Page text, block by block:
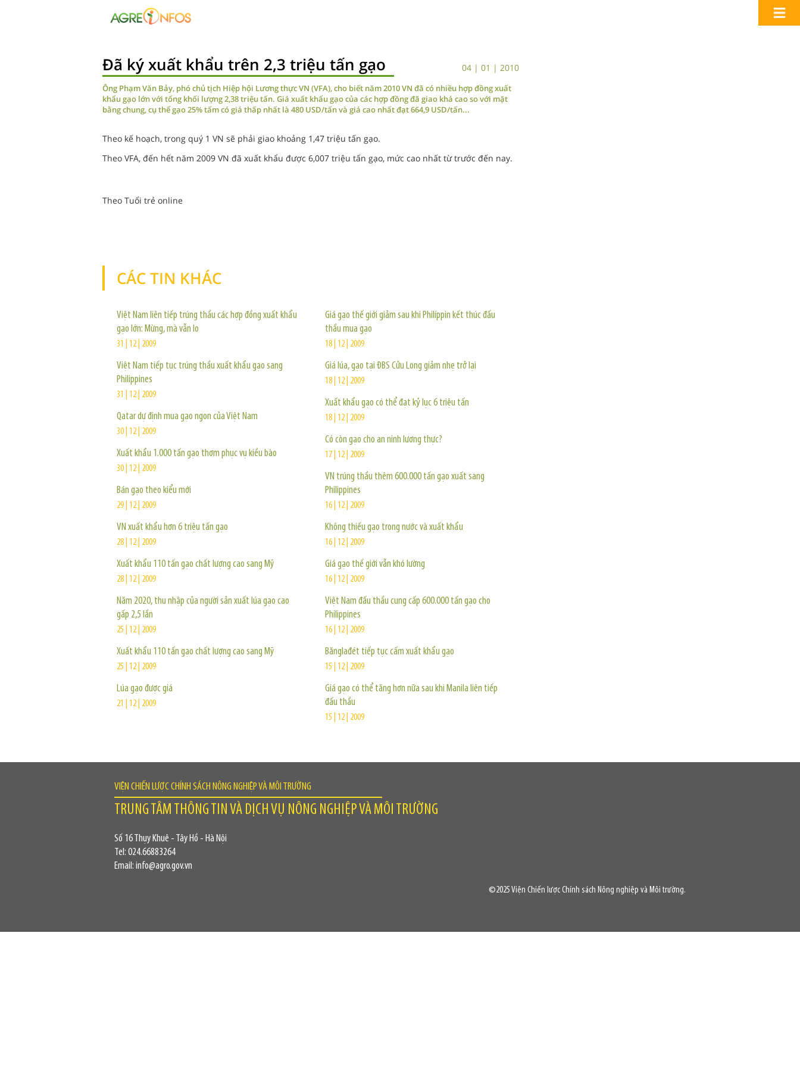
Đã ký xuất khẩu trên 2,3 triệu tấn gạo 04 | 01 | 2010
Ông Phạm Văn Bảy, phó chủ tịch Hiệp hội Lương thực VN (VFA), cho biết năm 2010 VN đã có nhiều hợp đồng xuất
khẩu gạo lớn với tổng khối lượng 2,38 triệu tấn. Giá xuất khẩu gạo của các hợp đồng đã giao khá cao so với mặt
bằng chung, cụ thể gạo 25% tấm có giá thấp nhất là 480 USD/tấn và giá cao nhất đạt 664,9 USD/tấn...
Theo kế hoạch, trong quý 1 VN sẽ phải giao khoảng 1,47 triệu tấn gạo.
Theo VFA, đến hết năm 2009 VN đã xuất khẩu được 6,007 triệu tấn gạo, mức cao nhất từ trước đến nay.
Theo Tuổi trẻ online
CÁC TIN KHÁC
Việt Nam liên tiếp trúng thầu các hợp đồng xuất khẩu
gạo lớn: Mừng, mà vẫn lo
31 | 12 | 2009
Việt Nam tiếp tục trúng thầu xuất khẩu gạo sang
Philippines
31 | 12 | 2009
Qatar dự định mua gạo ngon của Việt Nam
30 | 12 | 2009
Xuất khẩu 1.000 tấn gạo thơm phục vụ kiều bào
30 | 12 | 2009
Bán gạo theo kiểu mới
29 | 12 | 2009
VN xuất khẩu hơn 6 triệu tấn gạo
28 | 12 | 2009
Xuất khẩu 110 tấn gạo chất lượng cao sang Mỹ
28 | 12 | 2009
Năm 2020, thu nhập của người sản xuất lúa gạo cao
gấp 2,5 lần
25 | 12 | 2009
Xuất khẩu 110 tấn gạo chất lượng cao sang Mỹ
25 | 12 | 2009
Lúa gạo được giá
21 | 12 | 2009
Giá gạo thế giới giảm sau khi Philíppin kết thúc đấu
thầu mua gạo
18 | 12 | 2009
Giá lúa, gạo tại ĐBS Cửu Long giảm nhẹ trở lại
18 | 12 | 2009
Xuất khẩu gạo có thể đạt kỷ lục 6 triệu tấn
18 | 12 | 2009
Có còn gạo cho an ninh lương thực?
17 | 12 | 2009
VN trúng thầu thêm 600.000 tấn gạo xuất sang
Philippines
16 | 12 | 2009
Không thiếu gạo trong nước và xuất khẩu
16 | 12 | 2009
Giá gạo thế giới vẫn khó lường
16 | 12 | 2009
Việt Nam đấu thầu cung cấp 600.000 tấn gạo cho
Philippines
16 | 12 | 2009
Bănglađét tiếp tục cấm xuất khẩu gạo
15 | 12 | 2009
Giá gạo có thể tăng hơn nữa sau khi Manila liên tiếp
đấu thầu
15 | 12 | 2009
VIỆN CHIẾN LƯỢC CHÍNH SÁCH NÔNG NGHIỆP VÀ MÔI TRƯỜNG
TRUNG TÂM THÔNG TIN VÀ DỊCH VỤ NÔNG NGHIỆP VÀ MÔI TRƯỜNG
Số 16 Thụy Khuê - Tây Hồ - Hà Nội
Tel: 024.66883264
Email: info@agro.gov.vn
©2025 Viện Chiến lược Chính sách Nông nghiệp và Môi trường.